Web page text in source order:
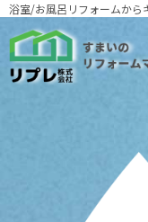
浴室/お風呂リフォームか